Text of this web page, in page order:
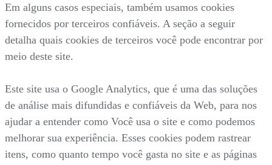
Em alguns casos especiais, também usamos cookies
fornecidos por terceiros confiáveis. A seção a seguir
detalha quais cookies de terceiros você pode encontrar por
meio deste site.
Este site usa o Google Analytics, que é uma das soluções
de análise mais difundidas e confiáveis da Web, para nos
ajudar a entender como Você usa o site e como podemos
melhorar sua experiência. Esses cookies podem rastrear
itens, como quanto tempo você gasta no site e as páginas